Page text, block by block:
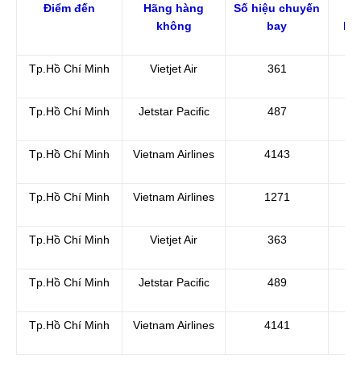
Điểm đến
Hãng hàng
không
Số hiệu chuyến
bay
Tp.Hồ Chí Minh Vietjet Air 361
Tp.Hồ Chí Minh Jetstar Pacific 487
Tp.Hồ Chí Minh Vietnam Airlines 4143
Tp.Hồ Chí Minh Vietnam Airlines 1271
Tp.Hồ Chí Minh Vietjet Air 363
Tp.Hồ Chí Minh Jetstar Pacific 489
Tp.Hồ Chí Minh Vietnam Airlines 4141